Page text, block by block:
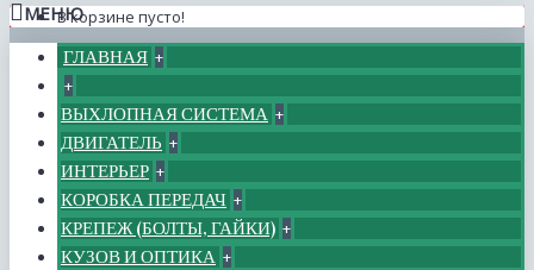
В корзине пусто!
МЕНЮ
ГЛАВНАЯ +
+
ВЫХЛОПНАЯ СИСТЕМА +
ДВИГАТЕЛЬ +
ИНТЕРЬЕР +
КОРОБКА ПЕРЕДАЧ +
КРЕПЕЖ (БОЛТЫ, ГАЙКИ) +
КУЗОВ И ОПТИКА +